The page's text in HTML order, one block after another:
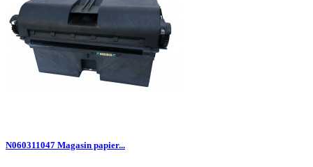
N060311047 Magasin papier...